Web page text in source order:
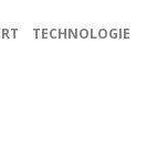
TECHNOLOGIE